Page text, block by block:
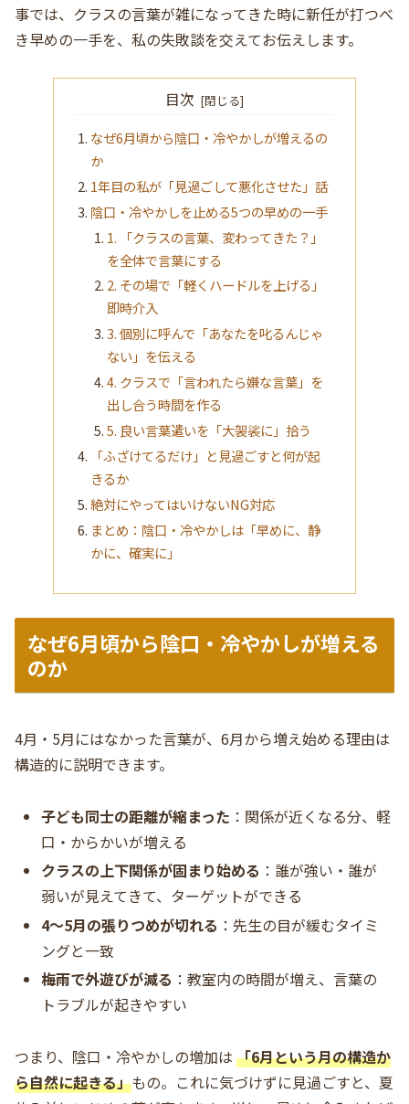
事では、クラスの言葉が雑になってきた時に新任が打つべ
き早めの一手を、私の失敗談を交えてお伝えします。
目次
なぜ6月頃から陰口・冷やかしが増えるの
か
1年目の私が「見過ごして悪化させた」話
陰口・冷やかしを止める5つの早めの一手
1. 「クラスの言葉、変わってきた？」
を全体で言葉にする
2. その場で「軽くハードルを上げる」
即時介入
3. 個別に呼んで「あなたを叱るんじゃ
ない」を伝える
4. クラスで「言われたら嫌な言葉」を
出し合う時間を作る
5. 良い言葉遣いを「大袈裟に」拾う
「ふざけてるだけ」と見過ごすと何が起
きるか
絶対にやってはいけないNG対応
まとめ：陰口・冷やかしは「早めに、静
かに、確実に」
なぜ6月頃から陰口・冷やかしが増える
のか
4月・5月にはなかった言葉が、6月から増え始める理由は
構造的に説明できます。
子ども同士の距離が縮まった ：関係が近くなる分、軽
口・からかいが増える
クラスの上下関係が固まり始める ：誰が強い・誰が
弱いが見えてきて、ターゲットができる
4〜5月の張りつめが切れる ：先生の目が緩むタイミ
ングと一致
梅雨で外遊びが減る ：教室内の時間が増え、言葉の
トラブルが起きやすい
つまり、陰口・冷やかしの増加は 「6月という月の構造か
ら自然に起きる」もの。これに気づけずに見過ごすと、夏